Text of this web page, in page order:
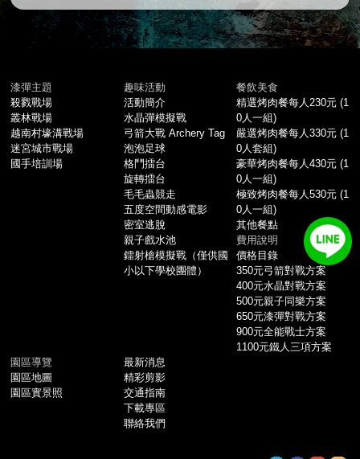
漆彈主題
殺戮戰場
叢林戰場
越南村壕溝戰場
迷宮城市戰場
國手培訓場
趣味活動
活動簡介
水晶彈模擬戰
弓箭大戰 Archery Tag
泡泡足球
格鬥擂台
旋轉擂台
毛毛蟲競走
五度空間動感電影
密室逃脫
親子戲水池
鐳射槍模擬戰（僅供國
小以下學校團體）
餐飲美食
精選烤肉餐每人230元 (1
0人一組)
嚴選烤肉餐每人330元 (1
0人套組)
豪華烤肉餐每人430元 (1
0人一組)
極致烤肉餐每人530元 (1
0人一組)
其他餐點
費用說明
價格目錄
350元弓箭對戰方案
400元水晶對戰方案
500元親子同樂方案
650元漆彈對戰方案
900元全能戰士方案
1100元鐵人三項方案
園區導覽
園區地圖
園區實景照
最新消息
精彩剪影
交通指南
下載專區
聯絡我們